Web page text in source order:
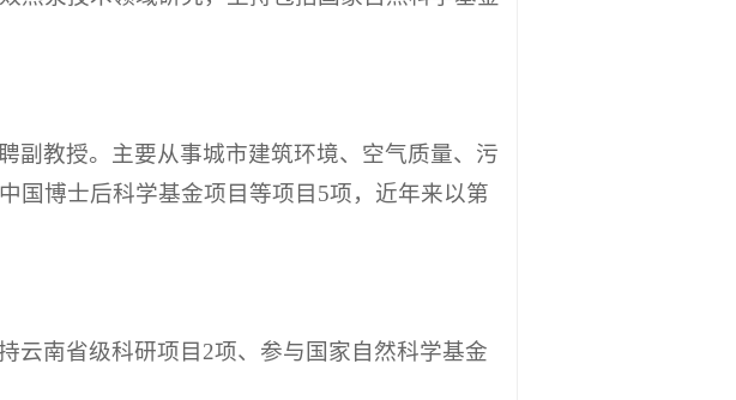
副教授。主要从事城市建筑环境、空气质量、污
国博士后科学基金项目等项目5项，近年来以第
云南省级科研项目2项、参与国家自然科学基金